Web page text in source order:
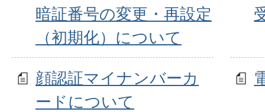
暗証番号の変更・再設定
（初期化）について
顔認証マイナンバーカ
ードについて